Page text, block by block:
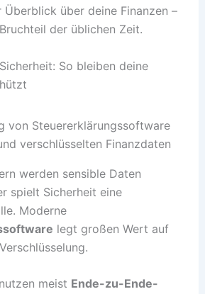
Überblick über deine Finanzen –
der üblichen Zeit.
So bleiben deine
werden sensible Daten
spielt Sicherheit eine
Moderne
legt großen Wert auf
meist Ende-zu-Ende-